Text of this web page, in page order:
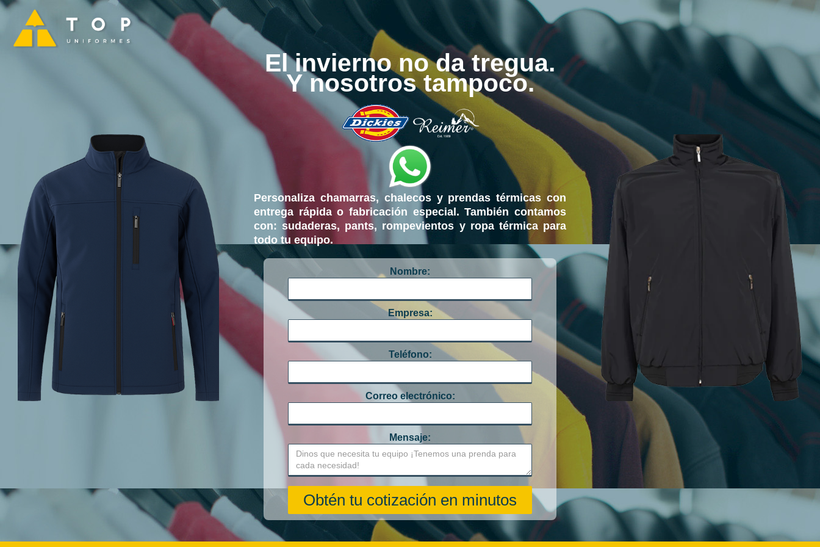
El invierno no da tregua.
Y nosotros tampoco.
Personaliza chamarras, chalecos y prendas térmicas con
entrega rápida o fabricación especial. También contamos
con: sudaderas, pants, rompevientos y ropa térmica para
todo tu equipo.
Nombre:
Empresa:
Teléfono:
Correo electrónico:
Mensaje: